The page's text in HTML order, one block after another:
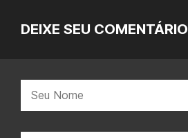
DEIXE SEU COMENTÁRIO